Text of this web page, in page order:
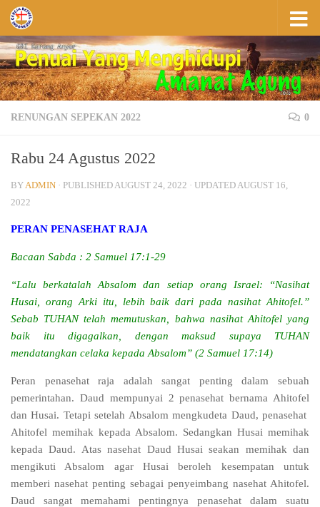
Skip to content
RENUNGAN SEPEKAN 2022 0
Rabu 24 Agustus 2022
BYADMIN · PUBLISHEDAUGUST 24, 2022 · UPDATEDAUGUST 16,
2022
PERAN PENASEHAT RAJA
Bacaan Sabda : 2 Samuel 17:1-29
“Lalu berkatalah Absalom dan setiap orang Israel: “Nasihat
Husai, orang Arki itu, lebih baik dari pada nasihat Ahitofel.”
Sebab TUHAN telah memutuskan, bahwa nasihat Ahitofel yang
baik itu digagalkan, dengan maksud supaya TUHAN
mendatangkan celaka kepada Absalom” (2 Samuel 17:14)
Peran penasehat raja adalah sangat penting dalam sebuah
pemerintahan. Daud mempunyai 2 penasehat bernama Ahitofel
dan Husai. Tetapi setelah Absalom mengkudeta Daud, penasehat
Ahitofel memihak kepada Absalom. Sedangkan Husai memihak
kepada Daud. Atas nasehat Daud Husai seakan memihak dan
mengikuti Absalom agar Husai beroleh kesempatan untuk
memberi nasehat penting sebagai penyeimbang nasehat Ahitofel.
Daud sangat memahami pentingnya penasehat dalam suatu